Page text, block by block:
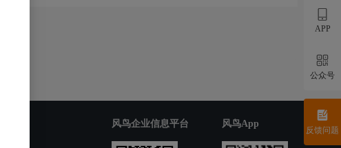
风鸟企业信息平台 风鸟App
APP
公众号
反馈问题